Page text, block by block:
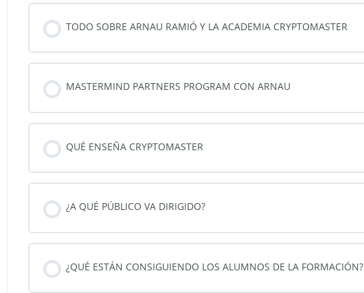
TODO SOBRE ARNAU RAMIÓ Y LA ACADEMIA CRYPTOMASTER
MASTERMIND PARTNERS PROGRAM CON ARNAU
QUÉ ENSEÑA CRYPTOMASTER
¿A QUÉ PÚBLICO VA DIRIGIDO?
¿QUÉ ESTÁN CONSIGUIENDO LOS ALUMNOS DE LA FORMACIÓN?